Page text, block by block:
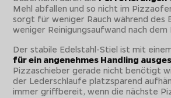
Mehl abfallen und so nicht im
sorgt für weniger Rauch während des
weniger Reinigungsaufwand nach dem
Der stabile Edelstahl-Stiel ist mit
für ein angenehmes Handling
Pizzaschieber gerade nicht benötigt
der Lederschlaufe platzsparend
immer griffbereit, wenn die nächste